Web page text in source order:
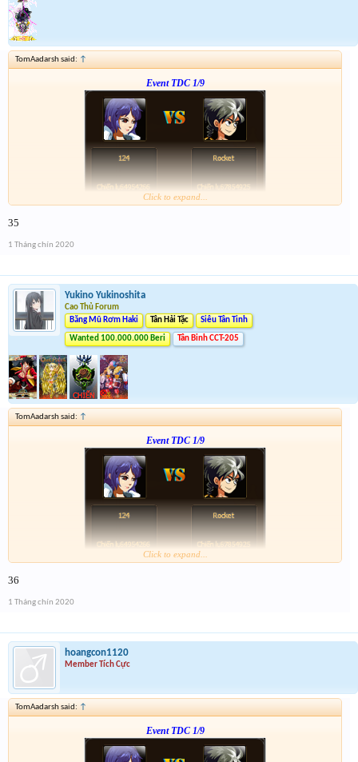
TomAadarsh said: ↑
Event TDC 1/9
Click to expand...
35
1 Tháng chín 2020
Yukino Yukinoshita
Cao Thủ Forum
Băng Mũ Rơm Haki
Tân Hải Tặc Siêu Tân Tinh
Wanted 100.000.000 Beri Tân Binh CCT-205
TomAadarsh said: ↑
Event TDC 1/9
Click to expand...
36
1 Tháng chín 2020
hoangcon1120
Member Tích Cực
TomAadarsh said: ↑
Event TDC 1/9